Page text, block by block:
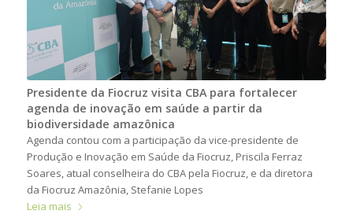
Presidente da Fiocruz visita CBA para fortalecer
agenda de inovação em saúde a partir da
biodiversidade amazônica
Agenda contou com a participação da vice-presidente de
Produção e Inovação em Saúde da Fiocruz, Priscila Ferraz
Soares, atual conselheira do CBA pela Fiocruz, e da diretora
da Fiocruz Amazônia, Stefanie Lopes
Leia mais